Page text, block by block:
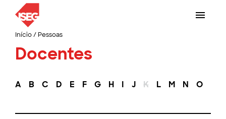
Início/ Pessoas
Docentes
A B C D E F G H I J K L M N O